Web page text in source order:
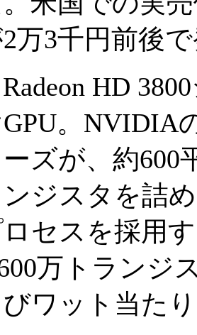
万3千円前後
HD
。NVIDIA
ーズが、約600
ジスタを詰
セスを採用
万トランジ
びワット当た